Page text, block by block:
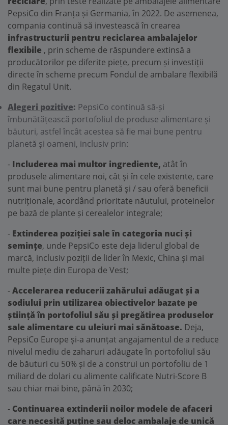
PepsiCo din Franța și Germania, în 2022. De asemenea,
compania continuă să investească în crearea
infrastructurii pentru reciclarea ambalajelor
flexibile , prin scheme de răspundere extinsă a
producătorilor pe diferite piețe, precum și investiții
directe în scheme precum Fondul de ambalare flexibilă
din Regatul Unit.
Alegeri pozitive: PepsiCo continuă să-și
îmbunătățească portofoliul de produse alimentare și
băuturi, astfel încât acestea să fie mai bune pentru
planetă și oameni, inclusiv prin:
- Includerea mai multor ingrediente, atât în
produsele alimentare noi, cât și în cele existente, care
sunt mai bune pentru planetă și / sau oferă beneficii
nutriționale, acordând prioritate năutului, proteinelor
pe bază de plante și cerealelor integrale;
- Extinderea poziției sale în categoria nuci și
semințe, unde PepsiCo este deja liderul global de
marcă, inclusiv poziții de lider în Mexic, China și mai
multe piețe din Europa de Vest;
-Accelerarea reducerii zahărului adăugat și a
sodiului prin utilizarea obiectivelor bazate pe
știință în portofoliul său și pregătirea produselor
sale alimentare cu uleiuri mai sănătoase. Deja,
PepsiCo Europe și-a anunțat angajamentul de a reduce
nivelul mediu de zaharuri adăugate în portofoliul său
de băuturi cu 50% și de a construi un portofoliu de 1
miliard de dolari cu alimente calificate Nutri-Score B
sau chiar mai bine, până în 2030;
- Continuarea extinderii noilor modele de afaceri
care necesită puține sau deloc ambalaje de unică